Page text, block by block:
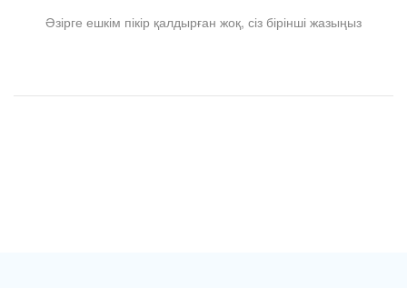
Әзірге ешкім пікір қалдырған жоқ, сіз бірінші жазыңыз